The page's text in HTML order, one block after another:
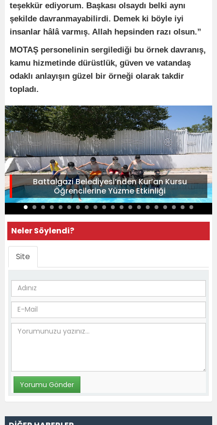
teşekkür ediyorum. Başkası olsaydı belki aynı
şekilde davranmayabilirdi. Demek ki böyle iyi
insanlar hâlâ varmış. Allah hepsinden razı olsun.”
MOTAŞ personelinin sergilediği bu örnek davranış,
kamu hizmetinde dürüstlük, güven ve vatandaş
odaklı anlayışın güzel bir örneği olarak takdir
topladı.
Battalgazi Belediyesi’nden Kur’an Kursu
Öğrencilerine Yüzme Etkinliği
Neler Söylendi?
Site